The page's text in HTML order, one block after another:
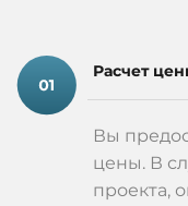
Расчет
Вы
цены. В
проекта,